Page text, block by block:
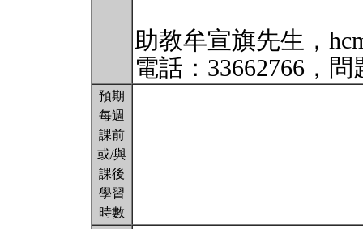
助教牟宣旗先生，
電話：33662766，
預期
每週
課前
或/與
課後
學習
時數